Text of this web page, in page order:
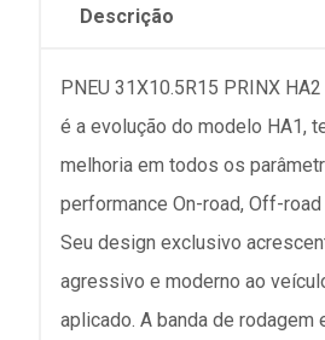
Descrição
PNEU 31X10.5R15 PRINX
é a evolução do modelo HA1,
melhoria em todos os
performance On-road, Off-road
Seu design exclusivo
agressivo e moderno ao
aplicado. A banda de rodagem